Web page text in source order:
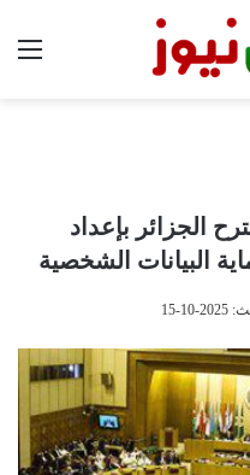
الجزائر بإعداد
البيانات الشخصية
15